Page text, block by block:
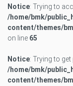
Notice: Trying to
/home/bmk/
content/themes/
on line 65
Notice: Trying to
/home/bmk/
content/themes/